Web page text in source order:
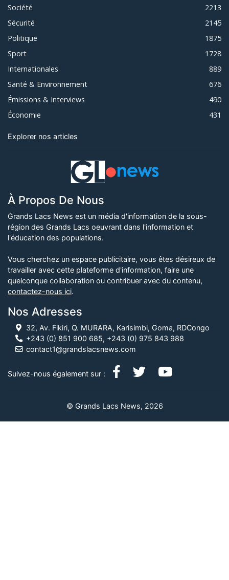
Société
2213
Sécurité
2145
Politique
1875
Sport
1728
Internationales
889
Santé & Environnement
676
Émissions & Interviews
490
Économie
431
Explorer nos articles
À Propos De Nous
Grands Lacs News est un média d'information de la sous-
région des Grands Lacs oeuvrant dans l'information et
l'éducation des populations.
Vous cherchez un espace publicitaire, vous êtes désireux de
travailler avec cette plateforme d'information, faire une
quelconque collaboration ou contribuer avec du contenu,
contactez-nous ici.
Nos Adresses
32, Av. Fikiri, Q. MURARA, Karisimbi, Goma, RDCongo
+243 (0) 851 900 685, +243 (0) 975 843 988
contact1@grandslacsnews.com
Suivez-nous également sur :
© Grands Lacs News, 2026